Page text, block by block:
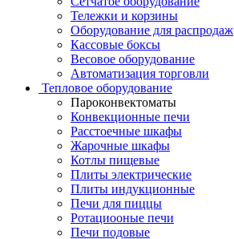
Тележки и корзины
Оборудование для распродаж
Кассовые боксы
Весовое оборудование
Автоматизация торговли
Тепловое оборудование
Пароконвектоматы
Конвекционные печи
Расстоечные шкафы
Жарочные шкафы
Котлы пищевые
Плиты электрические
Плиты индукционные
Печи для пиццы
Ротациооные печи
Печи подовые